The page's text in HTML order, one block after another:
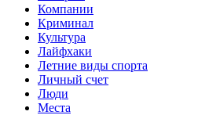
Компании
Криминал
Культура
Лайфхаки
Летние виды спорта
Личный счет
Люди
Места